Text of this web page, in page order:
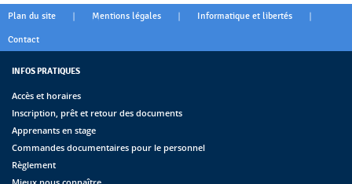
Plan du site | Mentions légales | Informatique et libertés |
Contact
INFOS PRATIQUES
Accès et horaires
Inscription, prêt et retour des documents
Apprenants en stage
Commandes documentaires pour le personnel
Règlement